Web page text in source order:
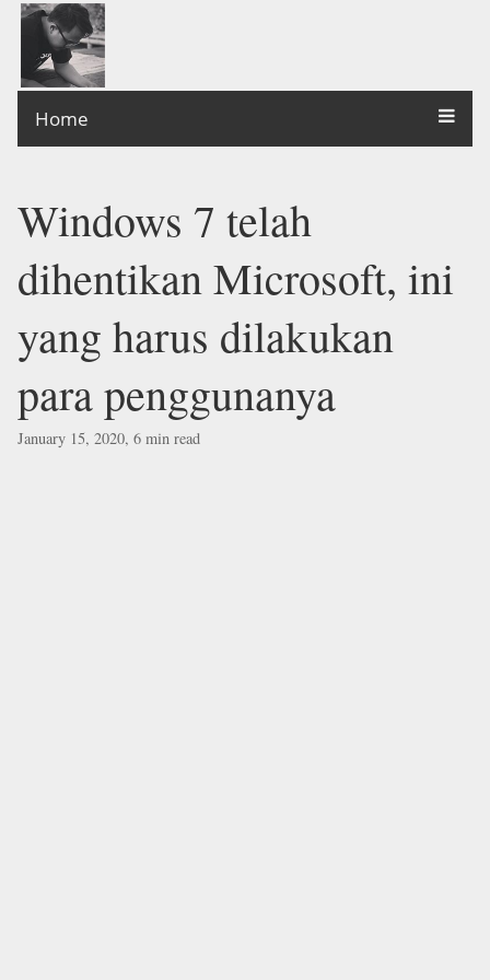
Home
Windows 7 telah
dihentikan Microsoft, ini
yang harus dilakukan
para penggunanya
January 15, 2020, 6 min read